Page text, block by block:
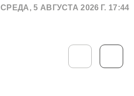
СРЕДА, 5 АВГУСТА 2026 Г. 17:44